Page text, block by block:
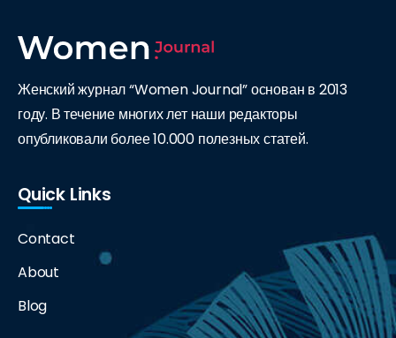
Женский журнал “Women Journal” основан в 2013
году. В течение многих лет наши редакторы
опубликовали более 10.000 полезных статей.
Quick Links
Contact
About
Blog